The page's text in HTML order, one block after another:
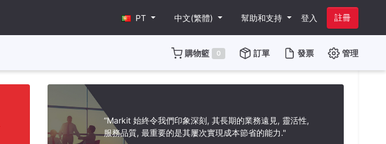
PT 中文(繁體) 幫助和支持 登入 註冊
購物籃 0 訂單 發票 管理
“Markit 始終令我們印象深刻, 其長期的業務遠見, 靈活性,
服務品質, 最重要的是其屢次實現成本節省的能力."